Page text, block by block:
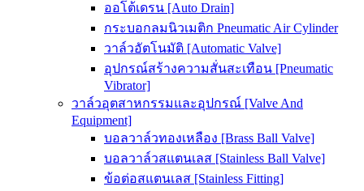
ออโต้เดรน [Auto Drain]
กระบอกลมนิวเมติก Pneumatic Air Cylinder
วาล์วอัตโนมัติ [Automatic Valve]
อุปกรณ์สร้างความสั่นสะเทือน [Pneumatic
Vibrator]
วาล์วอุตสาหกรรมและอุปกรณ์ [Valve And
Equipment]
บอลวาล์วทองเหลือง [Brass Ball Valve]
บอลวาล์วสแตนเลส [Stainless Ball Valve]
ข้อต่อสแตนเลส [Stainless Fitting]